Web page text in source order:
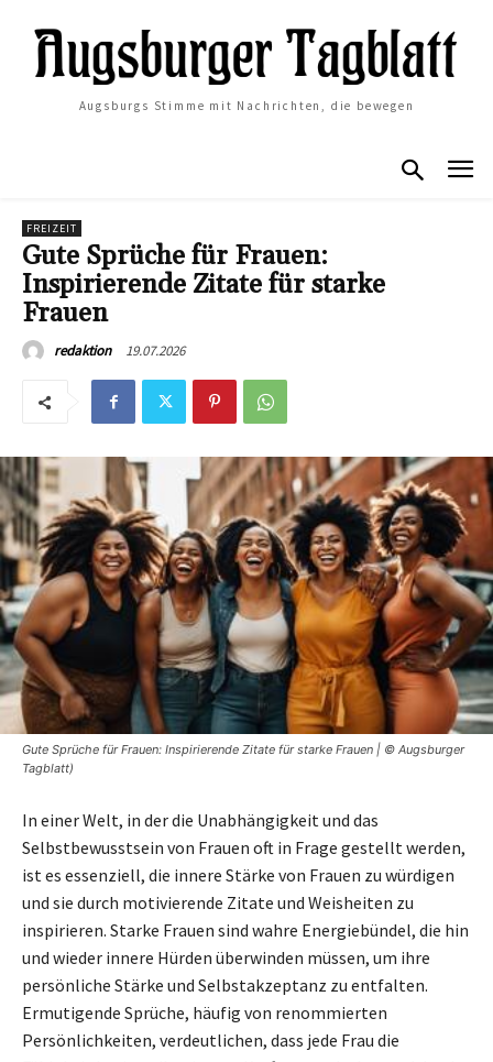
Augsburgs Stimme mit Nachrichten, die bewegen
FREIZEIT
Gute Sprüche für Frauen:
Inspirierende Zitate für starke
Frauen
redaktion 19.07.2026
Gute Sprüche für Frauen: Inspirierende Zitate für starke Frauen | © Augsburger
Tagblatt)
In einer Welt, in der die Unabhängigkeit und das
Selbstbewusstsein von Frauen oft in Frage gestellt werden,
ist es essenziell, die innere Stärke von Frauen zu würdigen
und sie durch motivierende Zitate und Weisheiten zu
inspirieren. Starke Frauen sind wahre Energiebündel, die hin
und wieder innere Hürden überwinden müssen, um ihre
persönliche Stärke und Selbstakzeptanz zu entfalten.
Ermutigende Sprüche, häufig von renommierten
Persönlichkeiten, verdeutlichen, dass jede Frau die